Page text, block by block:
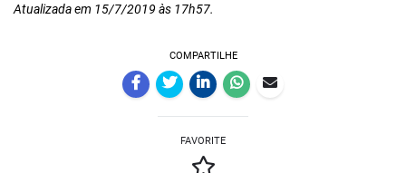
Atualizada em 15/7/2019 às 17h57.
COMPARTILHE
FAVORITE